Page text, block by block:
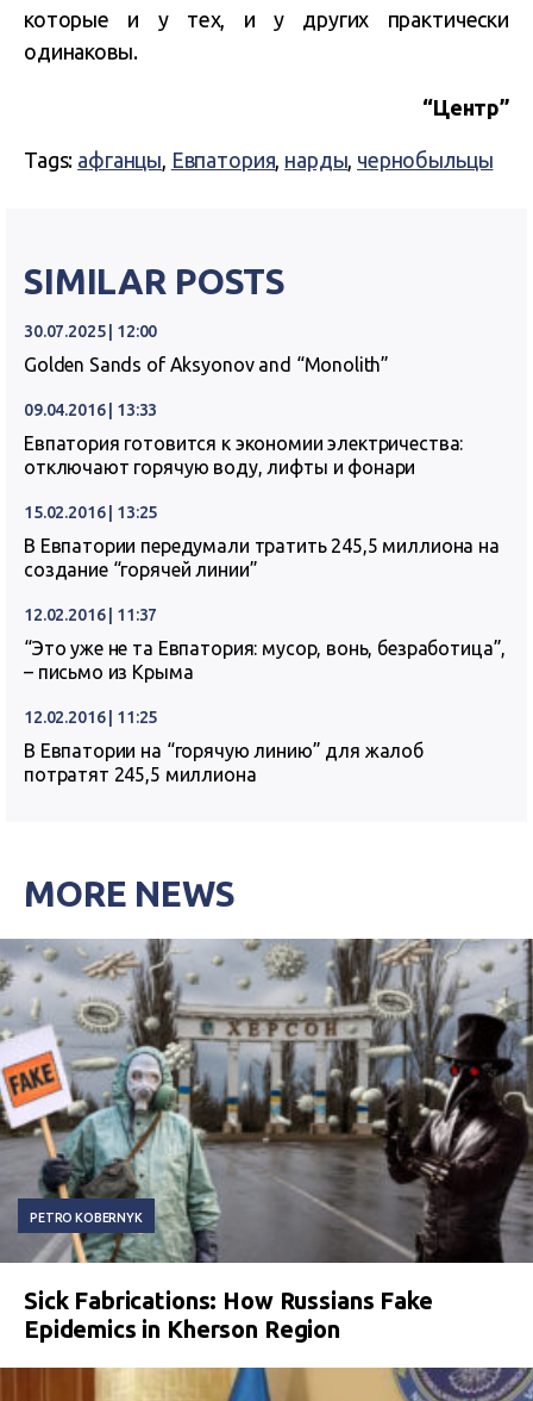
которые и у тех, и у других практически
одинаковы.
“Центр”
Tags: афганцы, Евпатория, нарды, чернобыльцы
SIMILAR POSTS
30.07.2025 | 12:00
Golden Sands of Aksyonov and “Monolith”
09.04.2016 | 13:33
Евпатория готовится к экономии электричества:
отключают горячую воду, лифты и фонари
15.02.2016 | 13:25
В Евпатории передумали тратить 245,5 миллиона на
создание “горячей линии”
12.02.2016 | 11:37
“Это уже не та Евпатория: мусор, вонь, безработица”,
– письмо из Крыма
12.02.2016 | 11:25
В Евпатории на “горячую линию” для жалоб
потратят 245,5 миллиона
MORE NEWS
PETRO KOBERNYK
Sick Fabrications: How Russians Fake
Epidemics in Kherson Region